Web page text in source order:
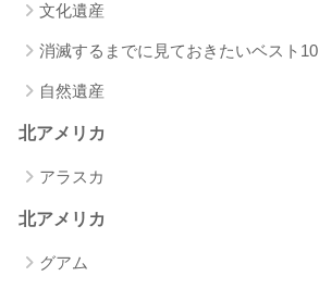
文化遺産
消滅するまでに見ておきたいベスト10
自然遺産
北アメリカ
アラスカ
北アメリカ
グアム